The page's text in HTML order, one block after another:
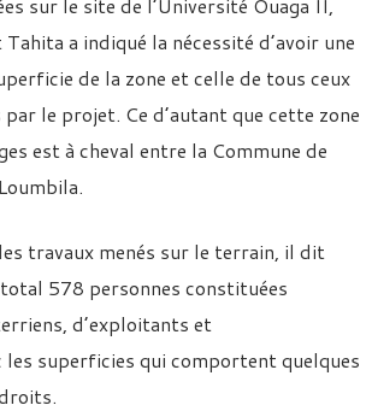
a indiqué la nécessité d’avoir une
de la zone et celle de tous ceux
le projet. Ce d’autant que cette zone
est à cheval entre la Commune de
travaux menés sur le terrain, il dit
578 personnes constituées
d’exploitants et
les superficies qui comportent quelques